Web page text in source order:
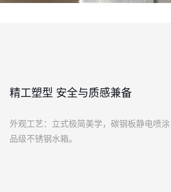
精工塑型 安全与质感兼备
外观工艺：立式极简美学，碳钢板静电喷
品级不锈钢水箱。